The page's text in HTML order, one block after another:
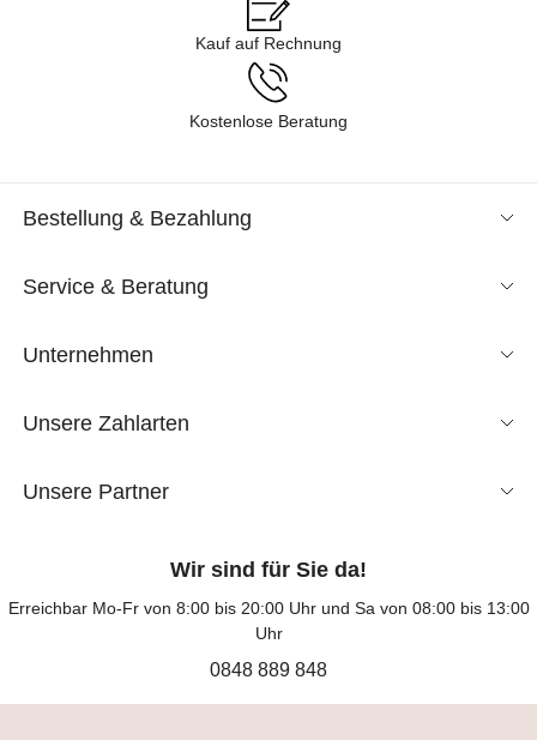
Kauf auf Rechnung
Kostenlose Beratung
Bestellung & Bezahlung
Service & Beratung
Unternehmen
Unsere Zahlarten
Unsere Partner
Wir sind für Sie da!
Erreichbar Mo-Fr von 8:00 bis 20:00 Uhr und Sa von 08:00 bis 13:00
Uhr
0848 889 848